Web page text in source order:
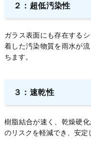
２：超低汚染性
ガラス表面にも存在する
着した汚染物質を雨水が
ちます。
３：速乾性
樹脂結合が速く、乾燥硬
のリスクを軽減でき、安定